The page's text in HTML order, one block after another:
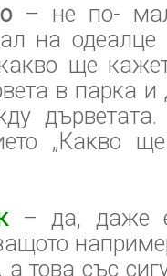
– не по-
на
ще
в парка и
дърветата.
„Какво
– да, даже
това със